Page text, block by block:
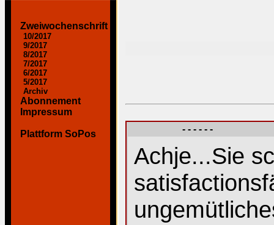
Zweiwochenschrift
10/2017
9/2017
8/2017
7/2017
6/2017
5/2017
Archiv
Abonnement
Impressum
Plattform SoPos - - - - - -
Achje...Sie